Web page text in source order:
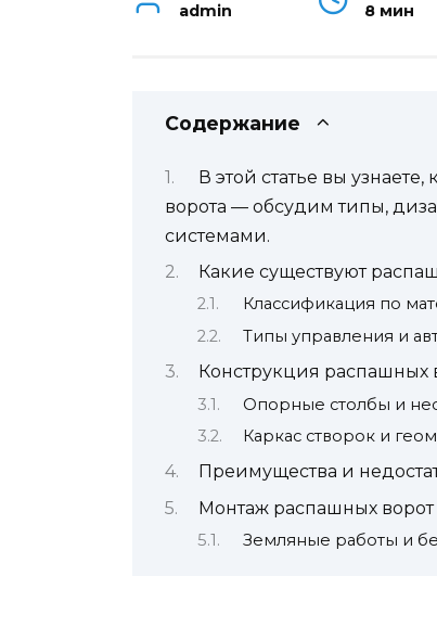
admin 8 мин
Содержание
В этой статье вы
ворота — обсудим типы,
системами.
Какие существуют
Классификация по
Типы управления и
Конструкция распашных
Опорные столбы и
Каркас створок и
Преимущества и
Монтаж распашных ворот
Земляные работы и